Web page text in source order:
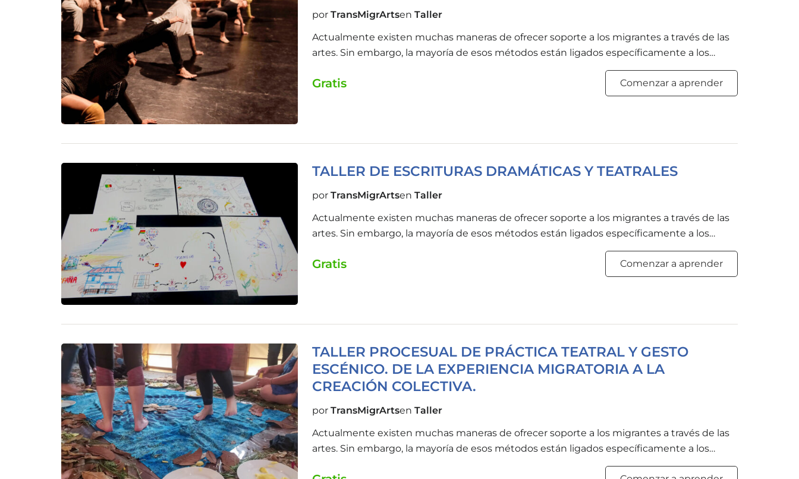
por TransMigrArtsen Taller
Actualmente existen muchas maneras de ofrecer soporte a los migrantes a través de las
artes. Sin embargo, la mayoría de esos métodos están ligados específicamente a los
campos de la medicina, la psiquiatría o la psicología. Durante muchos años los estudios se
han centrado en examinar los efectos que el arte tienen sobre la salud y sobre la
prevención de enfermedades, pero pocas investigaciones toman en consideración los
Gratis Comenzar a aprender
TALLER DE ESCRITURAS DRAMÁTICAS Y TEATRALES
por TransMigrArtsen Taller
Actualmente existen muchas maneras de ofrecer soporte a los migrantes a través de las
artes. Sin embargo, la mayoría de esos métodos están ligados específicamente a los
campos de la medicina, la psiquiatría o la psicología. Durante muchos años los estudios se
han centrado en examinar los efectos que el arte tienen sobre la salud y sobre la
prevención de enfermedades, pero pocas investigaciones toman en consideración los
Gratis Comenzar a aprender
TALLER PROCESUAL DE PRÁCTICA TEATRAL Y GESTO
ESCÉNICO. DE LA EXPERIENCIA MIGRATORIA A LA
CREACIÓN COLECTIVA.
por TransMigrArtsen Taller
Actualmente existen muchas maneras de ofrecer soporte a los migrantes a través de las
artes. Sin embargo, la mayoría de esos métodos están ligados específicamente a los
campos de la medicina, la psiquiatría o la psicología. Durante muchos años los estudios se